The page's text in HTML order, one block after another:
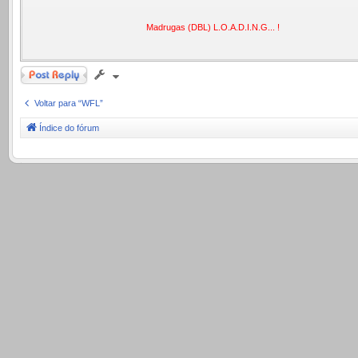
Madrugas (DBL) L.O.A.D.I.N.G... !
Responder
Voltar para “WFL”
Índice do fórum
.